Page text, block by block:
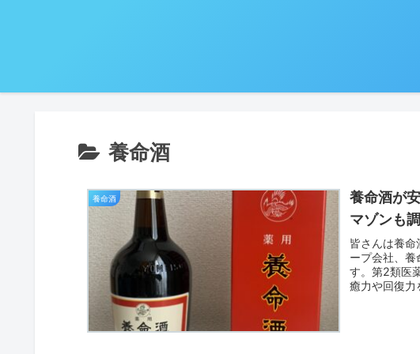
養命酒
養命酒
養命酒が
マゾンも
皆さんは養
ープ会社、
す。第2類医
癒力や回復力